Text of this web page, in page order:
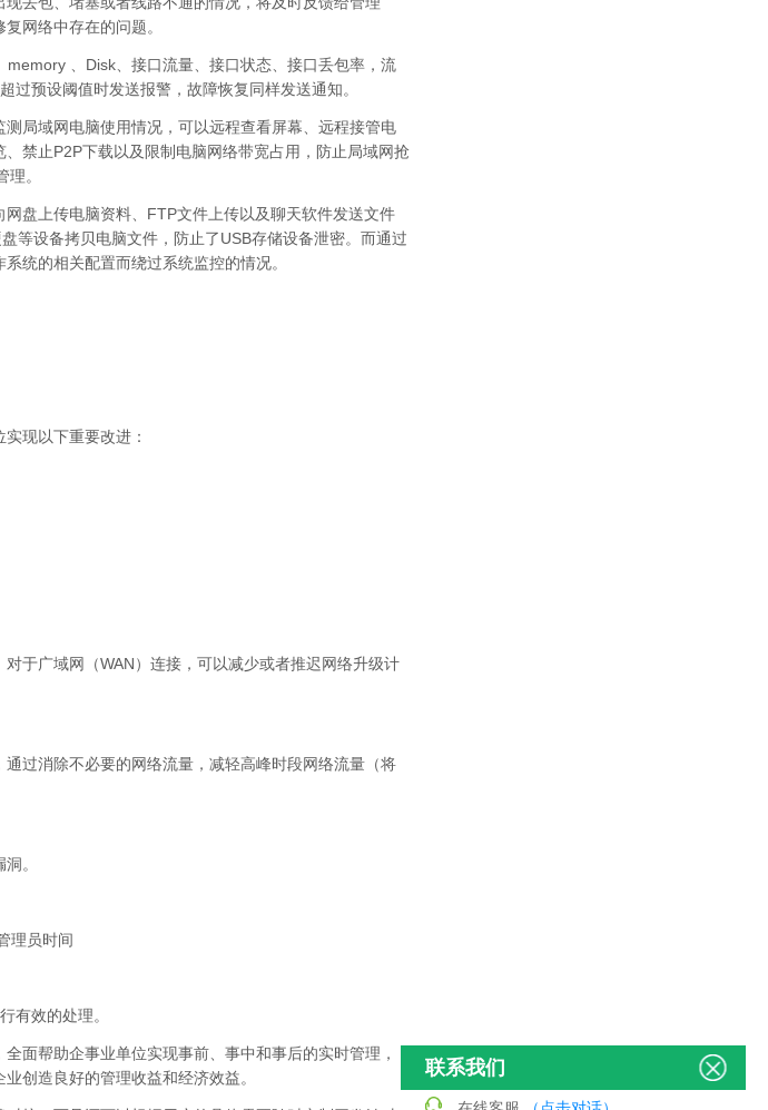
网络中存在的问题。
、Disk、接口流量、接口状态、接口丢包率，流
预设阈值时发送报警，故障恢复同样发送通知。
局域网电脑使用情况，可以远程查看屏幕、远程接管电
禁止P2P下载以及限制电脑网络带宽占用，防止局域网抢
。
盘上传电脑资料、FTP文件上传以及聊天软件发送文件
等设备拷贝电脑文件，防止了USB存储设备泄密。而通过
统的相关配置而绕过系统监控的情况。
现以下重要改进：
于广域网（WAN）连接，可以减少或者推迟网络升级计
过消除不必要的网络流量，减轻高峰时段网络流量（将
。
理员时间
有效的处理。
面帮助企事业单位实现事前、事中和事后的实时管理，
创造良好的管理收益和经济效益。
联系我们